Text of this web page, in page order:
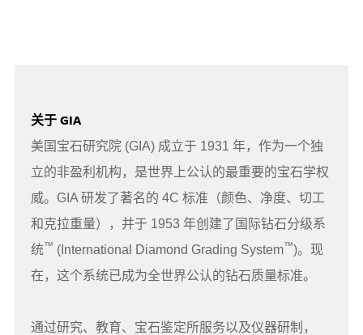
关于 GIA
美国宝石研究院 (GIA) 成立于 1931 年，作为一个独
立的非盈利机构，是世界上公认的最重要的宝石学权
威。GIA 研发了著名的 4C 标准（颜色、净度、切工
和克拉重量），并于 1953 年创建了国际钻石分级系
统™ (International Diamond Grading System™)。现
在，这个系统已成为全世界公认的钻石质量标准。
通过研究、教育、宝石鉴定所服务以及仪器研制，